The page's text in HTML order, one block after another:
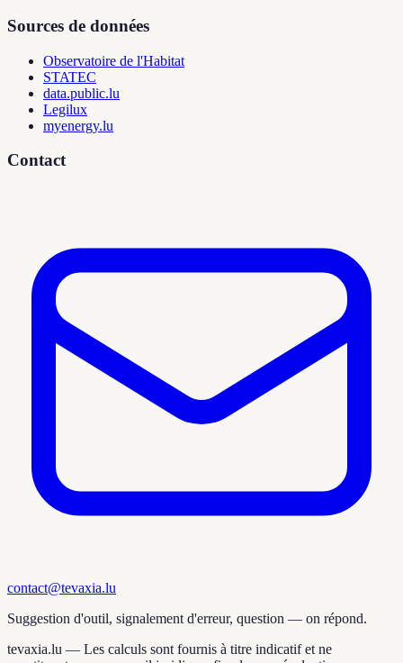
Sources de données
Observatoire de l'Habitat
STATEC
data.public.lu
Legilux
myenergy.lu
Contact
contact@tevaxia.lu
Suggestion d'outil, signalement d'erreur, question — on répond.
tevaxia.lu — Les calculs sont fournis à titre indicatif et ne